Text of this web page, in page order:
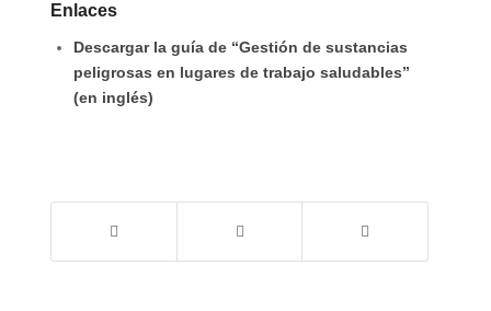
Enlaces
Descargar la guía de “Gestión de sustancias
peligrosas en lugares de trabajo saludables”
(en inglés)